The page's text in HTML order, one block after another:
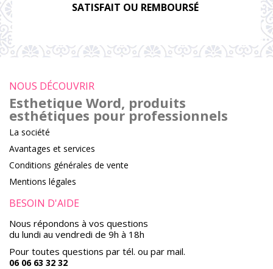
SATISFAIT OU REMBOURSÉ
NOUS DÉCOUVRIR
Esthetique Word, produits
esthétiques pour professionnels
La société
Avantages et services
Conditions générales de vente
Mentions légales
BESOIN D'AIDE
Nous répondons à vos questions
du lundi au vendredi de 9h à 18h
Pour toutes questions par tél. ou par mail.
06 06 63 32 32